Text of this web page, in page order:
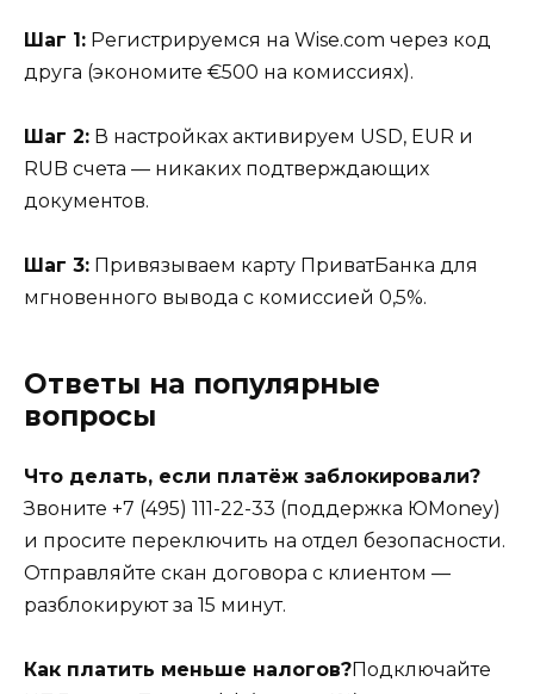
Шаг 1: Регистрируемся на Wise.com через код
друга (экономите €500 на комиссиях).
Шаг 2: В настройках активируем USD, EUR и
RUB счета — никаких подтверждающих
документов.
Шаг 3: Привязываем карту ПриватБанка для
мгновенного вывода с комиссией 0,5%.
Ответы на популярные
вопросы
Что делать, если платёж заблокировали?
Звоните +7 (495) 111-22-33 (поддержка ЮMoney)
и просите переключить на отдел безопасности.
Отправляйте скан договора с клиентом —
разблокируют за 15 минут.
Как платить меньше налогов?Подключайте